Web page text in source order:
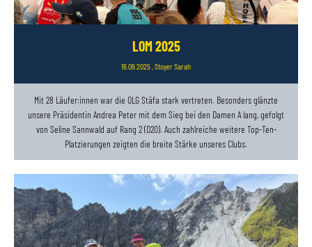
LOM 2025
16.09.2025, Stoyer Sarah
Mit 28 Läufer:innen war die OLG Stäfa stark vertreten. Besonders glänzte
unsere Präsidentin Andrea Peter mit dem Sieg bei den Damen A lang, gefolgt
von Seline Sannwald auf Rang 2 (D20). Auch zahlreiche weitere Top-Ten-
Platzierungen zeigten die breite Stärke unseres Clubs.